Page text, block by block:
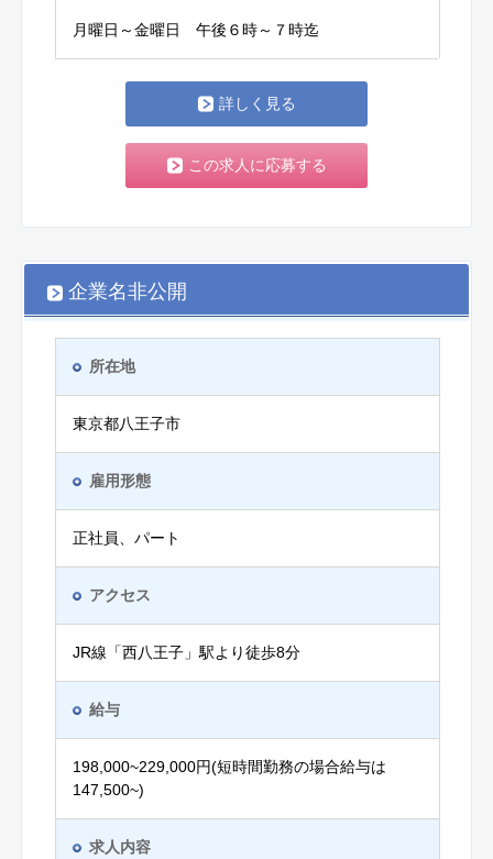
月曜日～金曜日 午後６時～７時迄
詳しく見る
この求人に応募する
企業名非公開
所在地
東京都八王子市
雇用形態
正社員、パート
アクセス
JR線「西八王子」駅より徒歩8分
給与
198,000~229,000円(短時間勤務の場合給与は
147,500~)
求人内容